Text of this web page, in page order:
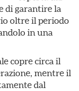
di garantire la
oltre il periodo
in una
copre circa il
mentre il
dal